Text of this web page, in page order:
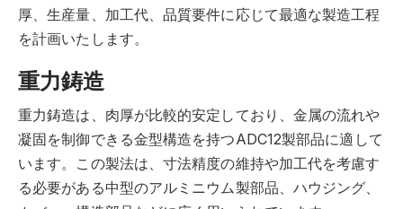
厚、生産量、加工代、品質要件に応じて最適な製造工程
を計画いたします。
重力鋳造
重力鋳造は、肉厚が比較的安定しており、金属の流れや
凝固を制御できる金型構造を持つADC12製部品に適して
います。この製法は、寸法精度の維持や加工代を考慮す
る必要がある中型のアルミニウム製部品、ハウジング、